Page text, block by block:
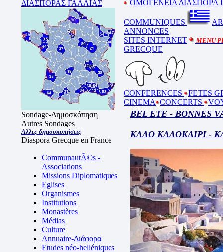
ΔΙΑΣΠΟΡΑΣ ΓΑΛΛΙΑΣ
Sondage-Δημοσκόπηση
Autres Sondages
Αλλες δημοσκοπήσεις
Diaspora Grecque en France
CommunautÃ©s -
Associations
Missions Diplomatiques
Eglises
Organismes
Institutions
Monastères
Médias
Culture
Annuaire-Διάφορα
Etudes néo-helléniques
ΟΜΟΓΕΝΕΙΑ ΔΙΑΣΠΟΡΑ
COMMUNIQUES
ANNONCES
SITES INTERNET
MENU
GRECQUE
CONFERENCES
FETES
CINEMA CONCERTS
BEL ETE - BONNES
ΚΑΛΟ ΚΑΛΟΚΑΙΡΙ -